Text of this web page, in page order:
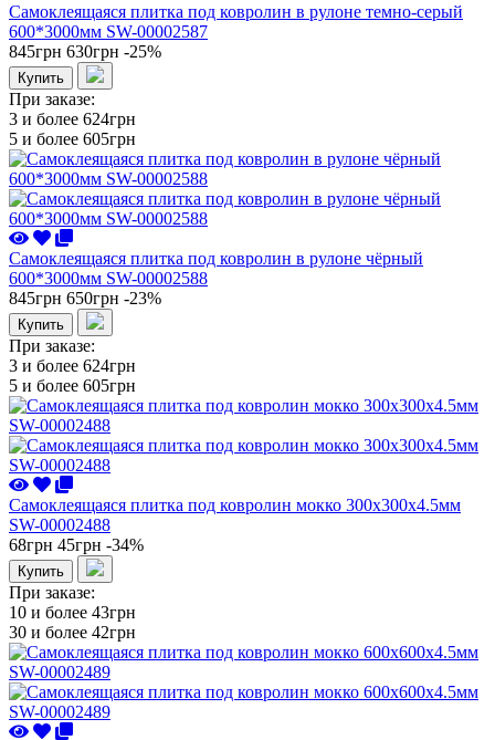
Самоклеящаяся плитка под ковролин в рулоне темно-серый
600*3000мм SW-00002587
845грн 630грн -25%
Купить
При заказе:
3 и более 624грн
5 и более 605грн
Самоклеящаяся плитка под ковролин в рулоне чёрный
600*3000мм SW-00002588
845грн 650грн -23%
Купить
При заказе:
3 и более 624грн
5 и более 605грн
Самоклеящаяся плитка под ковролин мокко 300х300х4.5мм
SW-00002488
68грн 45грн -34%
Купить
При заказе:
10 и более 43грн
30 и более 42грн